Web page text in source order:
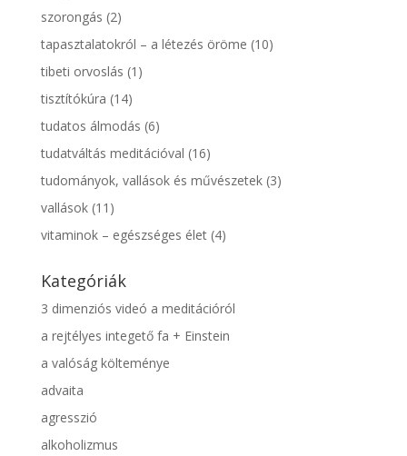
szorongás (2)
tapasztalatokról – a létezés öröme (10)
tibeti orvoslás (1)
tisztítókúra (14)
tudatos álmodás (6)
tudatváltás meditációval (16)
tudományok, vallások és művészetek(3)
vallások(11)
vitaminok – egészséges élet(4)
Kategóriák
3 dimenziós videó a meditációról
a rejtélyes integető fa + Einstein
a valóság költeménye
advaita
agresszió
alkoholizmus